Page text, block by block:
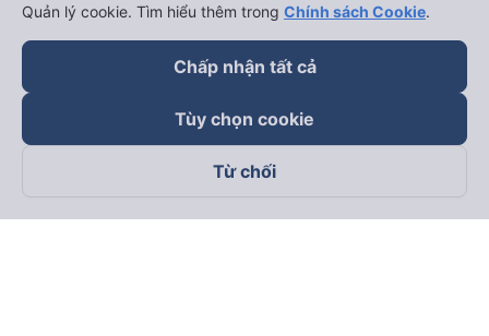
Theo dõi chúng tôi trên
Quản lý cookie. Tìm hiểu thêm trong Chính sách Cookie.
Chấp nhận tất cả
Tùy chọn cookie
Từ chối